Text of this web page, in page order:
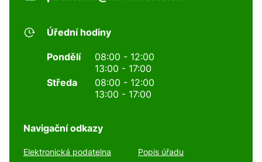
Úřední hodiny
Pondělí
08:00 - 12:00
13:00 - 17:00
Středa
08:00 - 12:00
13:00 - 17:00
Navigační odkazy
Elektronická podatelna Popis úřadu